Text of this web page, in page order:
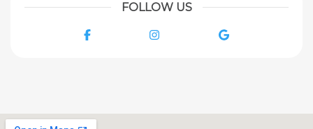
FOLLOW US
Facebook Instagram Google